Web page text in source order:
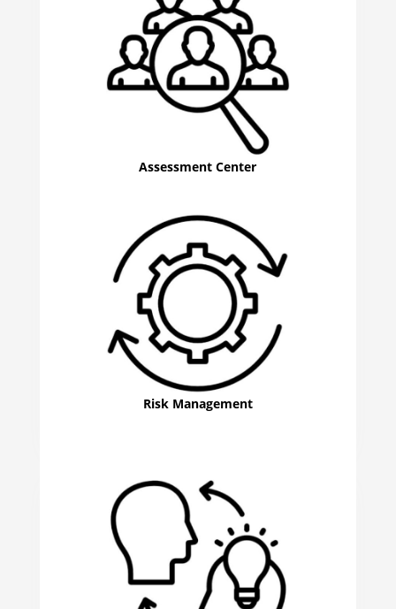
Assessment Center
Risk Management